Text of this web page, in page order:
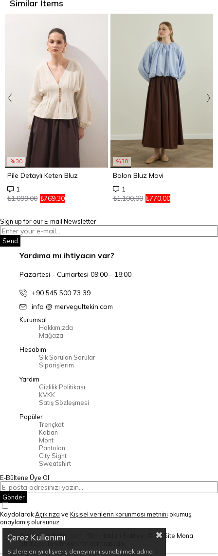
Similar Items
%30
Pile Detaylı Keten Bluz
1
₺769,30
₺1.099,00
%30
Balon Bluz Mavi
1
₺770,00
₺1.100,00
Sign up for our E-mail Newsletter
Send
Yardıma mı ihtiyacın var?
Pazartesi - Cumartesi 09:00 - 18:00
+90 545 500 73 39
info @ mervegultekin.com
Kurumsal
Hakkımızda
Mağaza
Hesabım
Sık Sorulan Sorular
Siparişlerim
Yardım
Gizlilik Politikası
KVKK
Satış Sözleşmesi
Popüler
Trençkot
Kaban
Mont
Pantolon
City Sight
Sweatshirt
E-Bültene Üye Ol
Gönder
KaydolarakAçık rıza ve Kişisel verilerin korunması metnini okumuş,
onaylamış olursunuz.
© mervegultekin.com - Tüm Hakları Saklıdır. © Bu Site Mona
Çerez Kullanımı
Sizlere en iyi alışveriş deneyimini sunabilmek adına